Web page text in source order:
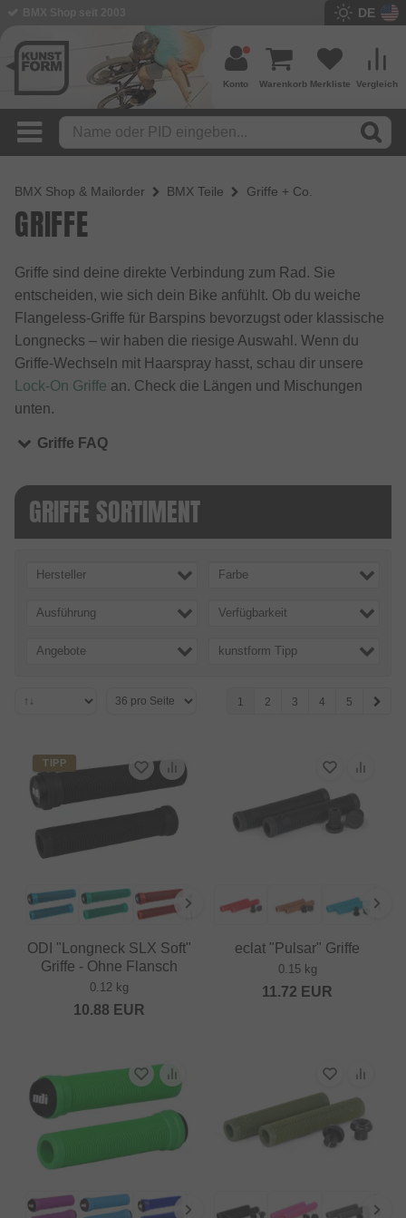
DE
Vergleich
Merkliste
Warenkorb
Konto
BMX Shop & Mailorder BMX Teile Griffe + Co.
GRIFFE
Griffe sind deine direkte Verbindung zum Rad. Sie
entscheiden, wie sich dein Bike anfühlt. Ob du weiche
Flangeless-Griffe für Barspins bevorzugst oder klassische
Longnecks – wir haben die riesige Auswahl. Wenn du
Griffe-Wechseln mit Haarspray hasst, schau dir unsere
Lock-On Griffe an. Check die Längen und Mischungen
unten.
Griffe FAQ
GRIFFE SORTIMENT
Hersteller Farbe
Ausführung Verfügbarkeit
Angebote kunstform Tipp
1 2 3 4 5
TIPP
ODI "Longneck SLX Soft"
Griffe - Ohne Flansch
0.12 kg
10.88 EUR
eclat "Pulsar" Griffe
0.15 kg
11.72 EUR